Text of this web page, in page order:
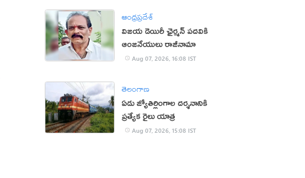
ఆంధ్రప్రదేశ్
విజయ డెయిరీ ఛైర్మన్ పదవికి
ఆంజనేయులు రాజీనామా
Aug 07, 2026, 16:08 IST
తెలంగాణ
ఏడు జ్యోతిర్లింగాల దర్శనానికి
ప్రత్యేక రైలు యాత్ర
Aug 07, 2026, 15:08 IST